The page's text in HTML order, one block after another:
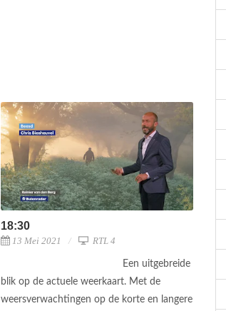
18:30
13 Mei 2021 RTL 4
Een uitgebreide
blik op de actuele weerkaart. Met de
weersverwachtingen op de korte en langere